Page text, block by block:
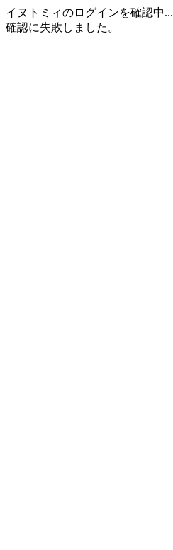
イヌトミィのログインを確認中...
確認に失敗しました。